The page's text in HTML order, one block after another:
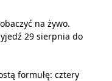
na żywo.
29 sierpnia do
formułę: cztery